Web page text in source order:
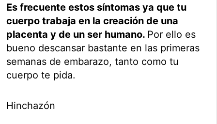
Es frecuente estos síntomas ya que tu
cuerpo trabaja en la creación de una
placenta y de un ser humano. Por ello es
bueno descansar bastante en las primeras
semanas de embarazo, tanto como tu
cuerpo te pida.
Hinchazón